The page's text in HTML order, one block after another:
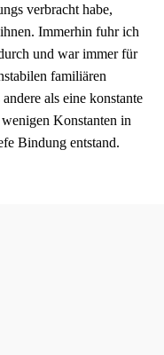
verbracht habe,
Immerhin fuhr ich
und war immer für
familiären
als eine konstante
Konstanten in
Bindung entstand.